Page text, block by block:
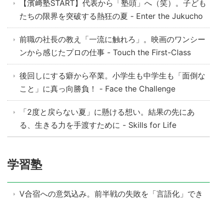
【濱﨑塾START】代表から「塾頭」へ（笑）。子ども
たちの限界を突破する熱狂の夏 - Enter the Jukucho
前職の社長の教え「一流に触れろ」。映画のワンシー
ンから感じたプロの仕事 - Touch the First-Class
後回しにする癖から卒業。小学生も中学生も「面倒な
こと」に真っ向勝負！ - Face the Challenge
「2度と戻らない夏」に懸ける想い。結果の先にあ
る、生きる力を手渡すために - Skills for Life
学習塾
V合宿への意気込み。前半戦の失敗を「言語化」でき